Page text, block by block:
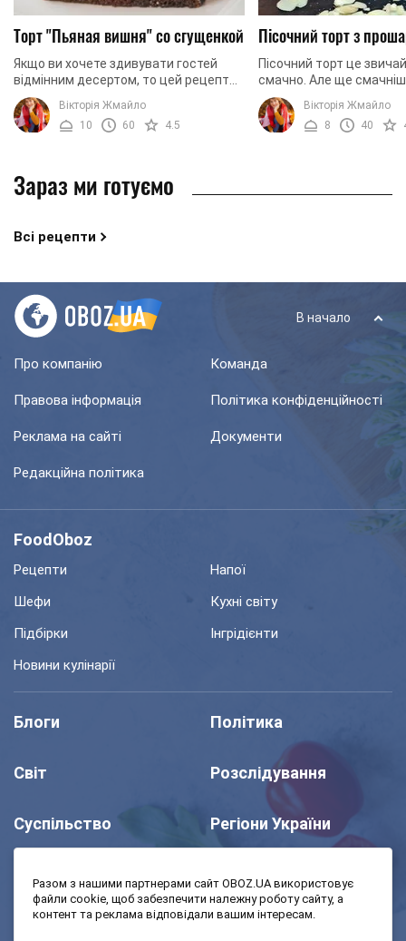
Торт "Пьяная вишня" со сгущенкой
Якщо ви хочете здивувати гостей
відмінним десертом, то цей рецепт
торта те, що вам потрібно. Справа в
тому, що "П'яна вишня" відрізняться
не тільки ...
Вікторія Жмайло
10
60 4.5
Пісочний торт з
Пісочний торт це
смачно. Але ще
торт ще і з прошарком
таким тортом важко
тим хто не є ...
Вікторія Жмайло
8
40
Зараз ми готуємо
Всі рецепти
В начало
Про компанію Команда
Правова інформація Політика конфіденційності
Реклама на сайті Документи
Редакційна політика
FoodOboz
Рецепти
Напої
Шефи
Кухні світу
Підбірки
Інгрідієнти
Новини кулінарії
Блоги Політика
Світ Розслідування
Суспільство Регіони України
Моя школа
Разом з нашими партнерами сайт OBOZ.UA використовує
файли cookie, щоб забезпечити належну роботу сайту, а
контент та реклама відповідали вашим інтересам.